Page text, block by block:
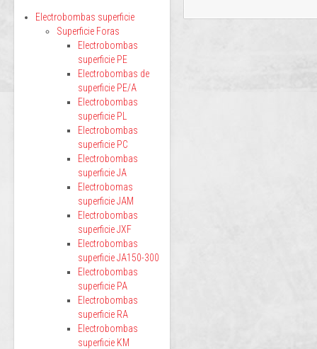
Electrobombas superficie
Superficie Foras
Electrobombas
superficie PE
Electrobombas de
superficie PE/A
Electrobombas
superficie PL
Electrobombas
superficie PC
Electrobombas
superficie JA
Electrobomas
superficie JAM
Electrobombas
superficie JXF
Electrobombas
superficie JA150-300
Electrobombas
superficie PA
Electrobombas
superficie RA
Electrobombas
superficie KM